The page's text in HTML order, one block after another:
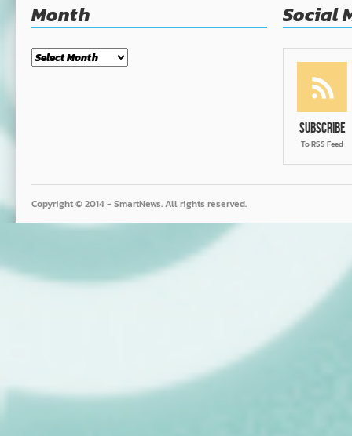
Month
Month
Social
Subscribe
To RSS Feed
Copyright © 2014 - SmartNews. All rights reserved.